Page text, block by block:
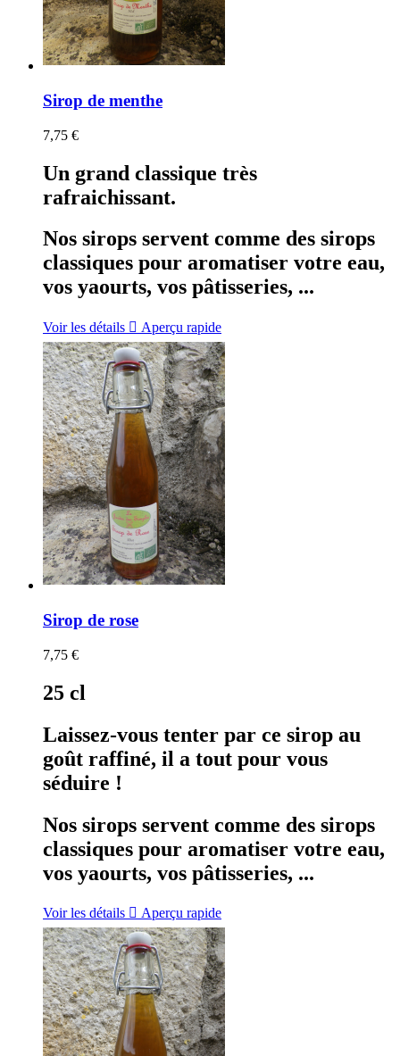
Sirop de menthe
7,75 €
Un grand classique très
rafraichissant.
Nos sirops servent comme des sirops
classiques pour aromatiser votre eau,
vos yaourts, vos pâtisseries, ...
Voir les détails  Aperçu rapide
Sirop de rose
7,75 €
25 cl
Laissez-vous tenter par ce sirop au
goût raffiné, il a tout pour vous
séduire !
Nos sirops servent comme des sirops
classiques pour aromatiser votre eau,
vos yaourts, vos pâtisseries, ...
Voir les détails  Aperçu rapide